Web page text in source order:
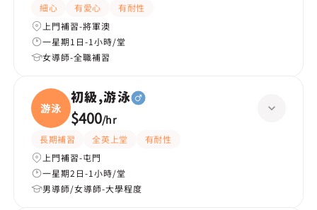
細心 有愛心
有耐性
上門補習-將軍澳
一星期1日-1小時/堂
女導師-全職補習
游泳
初級,游泳
$400/hr
長期補習 全英上堂
有耐性
上門補習-屯門
一星期2日-1小時/堂
男導師/女導師-大學程度